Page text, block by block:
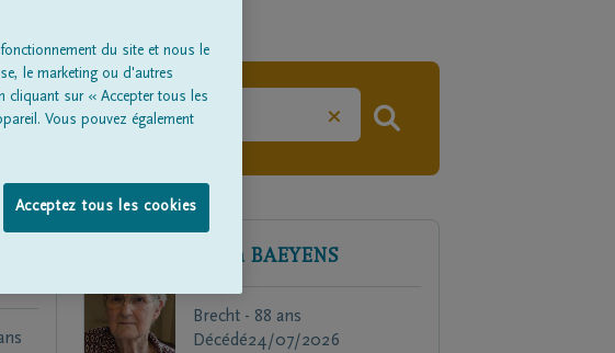
×
Maria BAEYENS
Brecht - 88 ans
Décédé24/07/2026
du site et nous le
le marketing ou d'autres
cliquant sur « Accepter tous les
Vous pouvez également
Acceptez tous les cookies